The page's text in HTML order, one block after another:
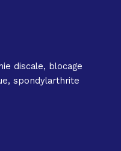
discale, blocage
spondylarthrite